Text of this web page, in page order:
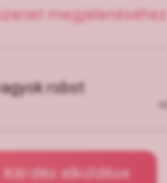
megjelenéséhez
Kérdés elküldése